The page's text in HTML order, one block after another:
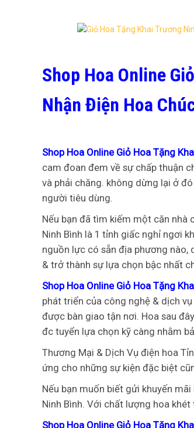
Shop Hoa Online
Nhận Điện Hoa
Shop Hoa Online Giỏ Hoa Tặng
cam đoan đem về sự chấp thuận
và phải chăng. không dừng lại ở
người tiêu dùng.
Nếu bạn đã tìm kiếm một căn nhà
Ninh Bình là 1 tỉnh giấc nghỉ ngơi
nguồn lực có sẵn địa phương nào,
& trở thành sự lựa chọn bậc nhất
Shop Hoa Online Giỏ Hoa Tặng
phát triển của công nghệ & dịch
được bàn giao tận nơi. Hoa sau
đc tuyển lựa chọn kỹ càng nhằm
Thương Mại & Dịch Vụ điện hoa
ứng cho những sự kiện đặc biệt
Nếu bạn muốn biết gửi khuyến
Ninh Bình. Với chất lượng hoa
Shop Hoa Online Giỏ Hoa Tặng